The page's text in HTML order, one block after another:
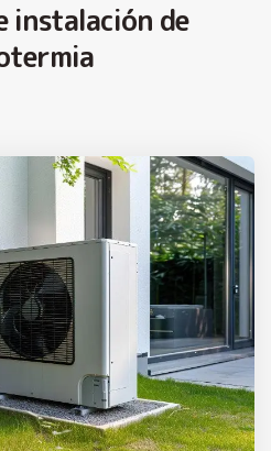
instalación de